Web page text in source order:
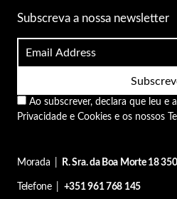
Subscreva a nossa newsletter
Ao subscrever, declara que leu e
Privacidade e Cookies e os nossos
Morada | R. Sra. da Boa Morte 18
Telefone | +351 961 768 145